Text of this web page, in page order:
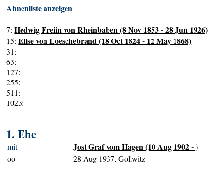
Ahnenliste anzeigen
7:Hedwig Freiin von Rheinbaben (8 Nov 1853 - 28 Jun 1926)
15:Elise von Loeschebrand (18 Oct 1824 - 12 May 1868)
31:
63:
127:
255:
511:
1023:
1. Ehe
mit Jost Graf vom Hagen (10 Aug 1902 - )
oo 28 Aug 1937, Gollwitz